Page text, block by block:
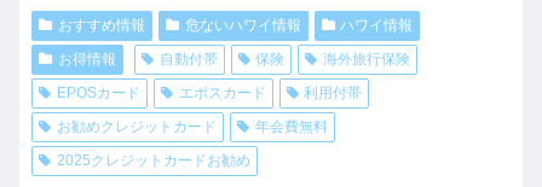
おすすめ情報 危ないハワイ情報
ハワイ情報
お得情報
自動付帯 保険
海外旅行保険
EPOSカード
エポスカード
利用付帯
お勧めクレジットカード
年会費無料
2025クレジットカードお勧め